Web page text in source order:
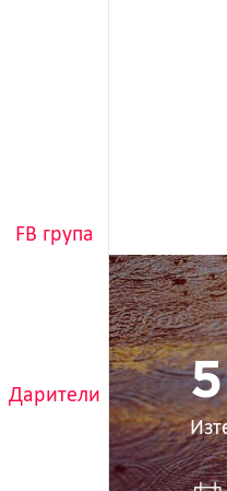
FB група
Дарители
5KM
RUN
в
ръцете
ти